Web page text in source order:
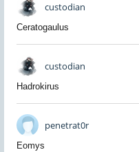
custodian
Ceratogaulus
custodian
Hadrokirus
penetrat0r
Eomys